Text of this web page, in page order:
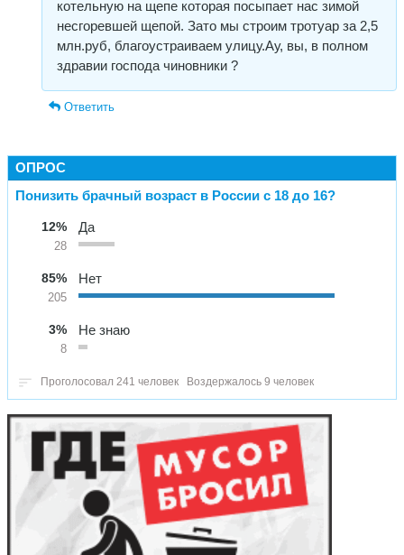
котельную на щепе которая посыпает нас зимой
несгоревшей щепой. Зато мы строим тротуар за 2,5
млн.руб, благоустраиваем улицу.Ау, вы, в полном
здравии господа чиновники ?
Ответить
ОПРОС
Понизить брачный возраст в России с 18 до 16?
12%
28
Да
85%
205
Нет
3%
8
Не знаю
Проголосовал 241 человек Воздержалось 9 человек